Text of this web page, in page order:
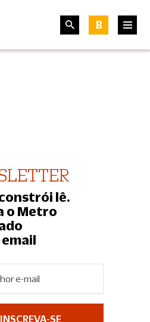
B
lê.
o Metro
INSCREVA-SE